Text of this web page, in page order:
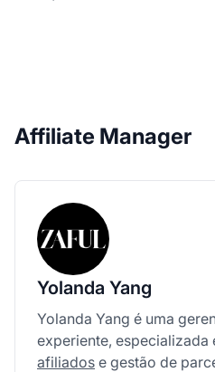
Affiliate Manager
Yolanda Yang
Yolanda Yang é uma
experiente, especializada
afiliados e gestão de